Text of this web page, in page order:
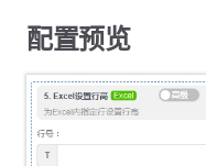
配置预览